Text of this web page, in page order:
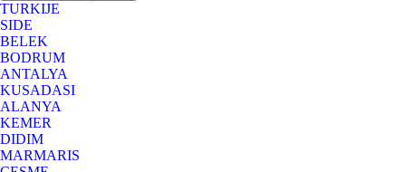
TURKIJE
SIDE
BELEK
BODRUM
ANTALYA
KUSADASI
ALANYA
KEMER
DIDIM
MARMARIS